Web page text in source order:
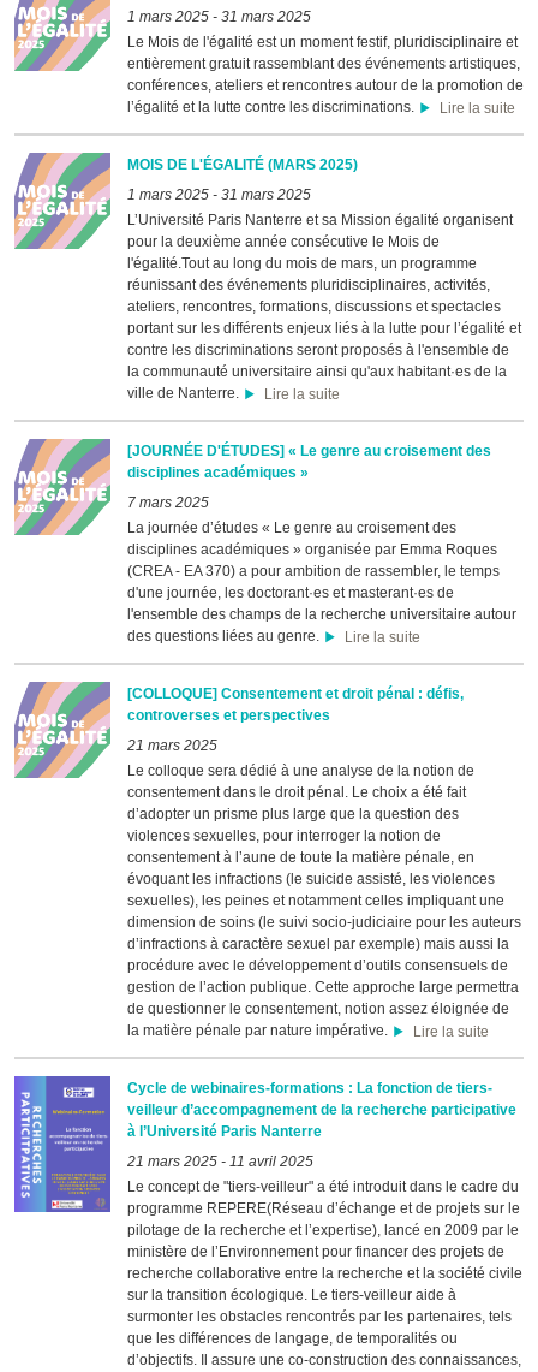
1 mars 2025 - 31 mars 2025
Le Mois de l'égalité est un moment festif, pluridisciplinaire et
entièrement gratuit rassemblant des événements artistiques,
conférences, ateliers et rencontres autour de la promotion de
l’égalité et la lutte contre les discriminations.
Lire la suite
MOIS DE L'ÉGALITÉ (MARS 2025)
1 mars 2025 - 31 mars 2025
L’Université Paris Nanterre et sa Mission égalité organisent
pour la deuxième année consécutive le Mois de
l'égalité.Tout au long du mois de mars, un programme
réunissant des événements pluridisciplinaires, activités,
ateliers, rencontres, formations, discussions et spectacles
portant sur les différents enjeux liés à la lutte pour l’égalité et
contre les discriminations seront proposés à l'ensemble de
la communauté universitaire ainsi qu'aux habitant·es de la
ville de Nanterre.
Lire la suite
[JOURNÉE D'ÉTUDES] « Le genre au croisement des
disciplines académiques »
7 mars 2025
La journée d’études « Le genre au croisement des
disciplines académiques » organisée par Emma Roques
(CREA - EA 370) a pour ambition de rassembler, le temps
d'une journée, les doctorant·es et masterant·es de
l'ensemble des champs de la recherche universitaire autour
des questions liées au genre.
Lire la suite
[COLLOQUE] Consentement et droit pénal : défis,
controverses et perspectives
21 mars 2025
Le colloque sera dédié à une analyse de la notion de
consentement dans le droit pénal. Le choix a été fait
d’adopter un prisme plus large que la question des
violences sexuelles, pour interroger la notion de
consentement à l’aune de toute la matière pénale, en
évoquant les infractions (le suicide assisté, les violences
sexuelles), les peines et notamment celles impliquant une
dimension de soins (le suivi socio-judiciaire pour les auteurs
d’infractions à caractère sexuel par exemple) mais aussi la
procédure avec le développement d’outils consensuels de
gestion de l’action publique. Cette approche large permettra
de questionner le consentement, notion assez éloignée de
la matière pénale par nature impérative.
Lire la suite
Cycle de webinaires-formations : La fonction de tiers-
veilleur d’accompagnement de la recherche participative
à l’Université Paris Nanterre
21 mars 2025 - 11 avril 2025
Le concept de "tiers-veilleur" a été introduit dans le cadre du
programme REPERE(Réseau d’échange et de projets sur le
pilotage de la recherche et l’expertise), lancé en 2009 par le
ministère de l’Environnement pour financer des projets de
recherche collaborative entre la recherche et la société civile
sur la transition écologique. Le tiers-veilleur aide à
surmonter les obstacles rencontrés par les partenaires, tels
que les différences de langage, de temporalités ou
d’objectifs. Il assure une co-construction des connaissances,